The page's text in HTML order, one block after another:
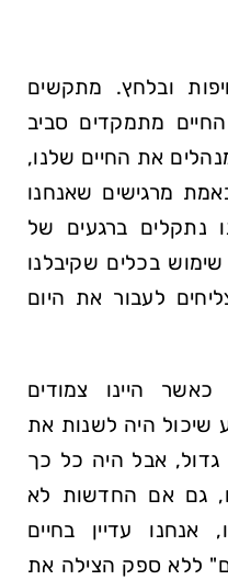
ובלחץ. מתקשים
מתמקדים סביב
את החיים שלנו,
מרגישים שאנחנו
נתקלים ברגעים של
בכלים שקיבלנו
לעבור את היום
היינו צמודים
שיכול היה לשנות את
אבל היה כל כך
גם אם החדשות לא
אנחנו עדיין בחיים
ללא ספק הצילה את